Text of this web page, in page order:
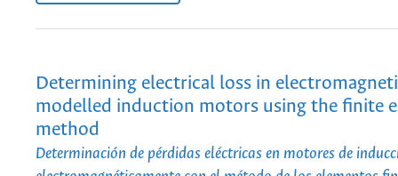
Determining electrical loss in
modelled induction motors using the finite
method
Determinación de pérdidas eléctricas en motores de